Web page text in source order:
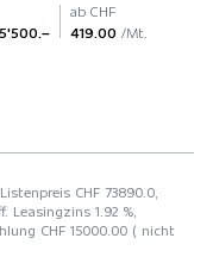
ab CHF
419.00 /Mt.
CHF 73890.0,
Leasingzins 1.92 %,
CHF 15000.00 ( nicht